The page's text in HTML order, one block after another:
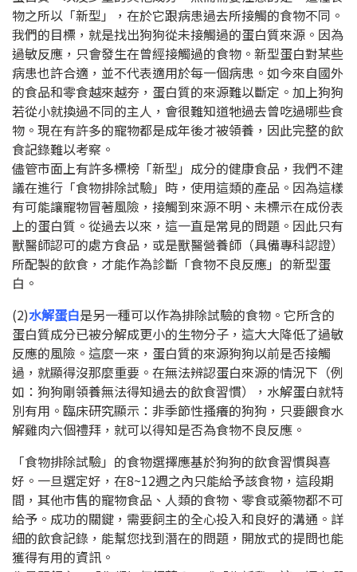
物之所以「新型」，在於它跟病患過去所接觸的食物不同。
我們的目標，就是找出狗狗從未接觸過的蛋白質來源。因為
過敏反應，只會發生在曾經接觸過的食物。新型蛋白對某些
病患也許合適，並不代表適用於每一個病患。如今來自國外
的食品和零食越來越夯，蛋白質的來源難以斷定。加上狗狗
若從小就換過不同的主人，會很難知道牠過去曾吃過哪些食
物。現在有許多的寵物都是成年後才被領養，因此完整的飲
食記錄難以考察。
儘管市面上有許多標榜「新型」成分的健康食品，我們不建
議在進行「食物排除試驗」時，使用這類的產品。因為這樣
有可能讓寵物冒著風險，接觸到來源不明、未標示在成份表
上的蛋白質。從過去以來，這一直是常見的問題。因此只有
獸醫師認可的處方食品，或是獸醫營養師（具備專科認證）
所配製的飲食，才能作為診斷「食物不良反應」的新型蛋
白。
(2)水解蛋白是另一種可以作為排除試驗的食物。它所含的
蛋白質成分已被分解成更小的生物分子，這大大降低了過敏
反應的風險。這麼一來，蛋白質的來源狗狗以前是否接觸
過，就顯得沒那麼重要。在無法辨認蛋白來源的情況下（例
如：狗狗剛領養無法得知過去的飲食習慣），水解蛋白就特
別有用。臨床研究顯示：非季節性搔癢的狗狗，只要餵食水
解雞肉六個禮拜，就可以得知是否為食物不良反應。
「食物排除試驗」的食物選擇應基於狗狗的飲食習慣與喜
好。一旦選定好，在8~12週之內只能給予該食物，這段期
間，其他市售的寵物食品、人類的食物、零食或藥物都不可
給予。成功的關鍵，需要飼主的全心投入和良好的溝通。詳
細的飲食記錄，能幫您找到潛在的問題，開放式的提問也能
獲得有用的資訊。